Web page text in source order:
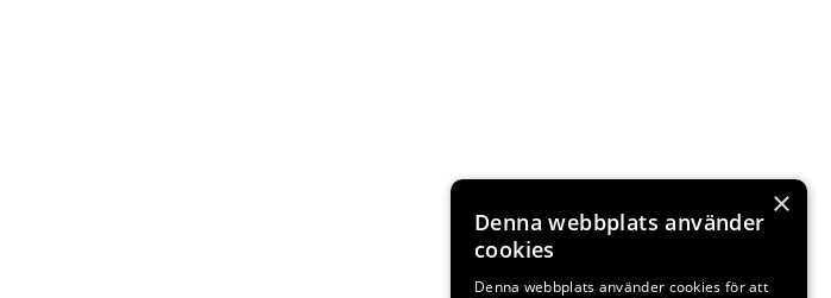
×
Denna webbplats använder
cookies
Denna webbplats använder cookies för att